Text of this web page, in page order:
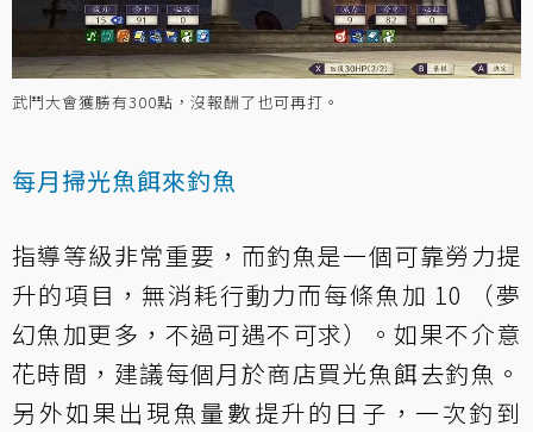
武鬥大會獲勝有300點，沒報酬了也可再打。
每月掃光魚餌來釣魚
指導等級非常重要，而釣魚是一個可靠勞力提
升的項目，無消耗行動力而每條魚加 10 （夢
幻魚加更多，不過可遇不可求）。如果不介意
花時間，建議每個月於商店買光魚餌去釣魚。
另外如果出現魚量數提升的日子，一次釣到